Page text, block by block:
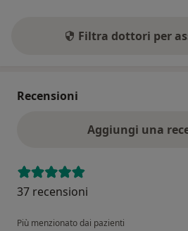
Filtra dottori per
Recensioni
Aggiungi una
37 recensioni
Più menzionato dai pazienti